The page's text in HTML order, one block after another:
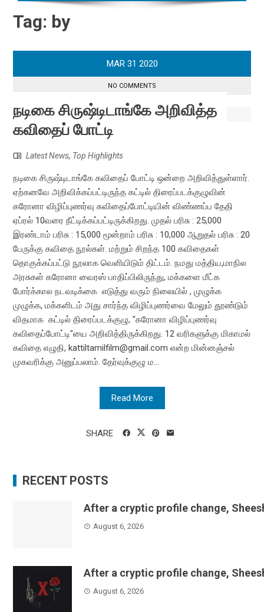
Tag: by
MAR 31 2020
NO COMMENTS
நடிகை சிருஷ்டிடாங்கே அறிவித்த
கவிதைப் போட்டி
Latest News, Top Highlights
நடிகை சிருஷ்டிடாங்கே கவிதைப் போட்டி ஒன்றை அறிவித்துள்ளார்.
ஏற்கனவே அறிவிக்கப்பட்டிருந்த கட்டில் திரைப்படக்குழுவின்
கரோனா விழிப்புணர்வு கவிதைப்போட்டியின் விண்ணப்ப தேதி
ஏப்ரல் 10வரை நீட்டிக்கப்பட்டிருக்கிறது. முதல் பரிசு : 25,000
இரண்டாம் பரிசு : 15,000 மூன்றாம் பரிசு : 10,000 ஆறுதல் பரிசு : 20
பேருக்கு கவிதை நூல்கள். மற்றும் சிறந்த 100 கவிதைகள்
தொகுக்கப்பட்டு நூலாக வெளியிடும் திட்டம். நமது மத்திய,மாநில
அரசுகள் கரோனா வைரஸ் பாதிப்பிலிருந்து, மக்களை மீட்க
போர்க்கால நடவடிக்கை எடுத்து வரும் நிலையில் , முழுக்க
முழுக்க, மக்களிடம் அது சார்ந்த விழிப்புணர்வை மேலும் தூண்டும்
விதமாக கட்டில் திரைப்படக்குழு, "கரோனா விழிப்புணர்வு
கவிதைப்போட்டி"யை அறிவித்திருக்கிறது. 12 வரிகளுக்கு மிகாமல்
கவிதை எழுதி, kattiltamilfilm@gmail.com என்ற மின்னஞ்சல்
முகவரிக்கு அனுப்பலாம். தேர்வுக்குழு ம...
Read More
SHARE
RECENT POSTS
After a cryptic profile change,
August 6, 2026
After a cryptic profile change,
August 6, 2026